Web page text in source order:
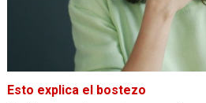
Esto explica el bostezo